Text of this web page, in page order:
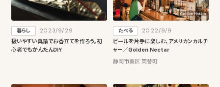
暮らし
2023/9/29
扱いやすい真鍮でお香立てを作ろう。初
心者でもかんたんDIY
たべる
2022/9/9
ビールを片手に楽しむ、アメリカンカルチ
ャー／Golden Nectar
静岡市葵区 両替町